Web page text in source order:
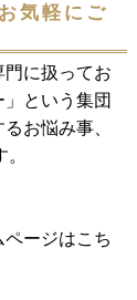
気軽にご
に扱ってお
という集団
お悩み事、
ージはこち